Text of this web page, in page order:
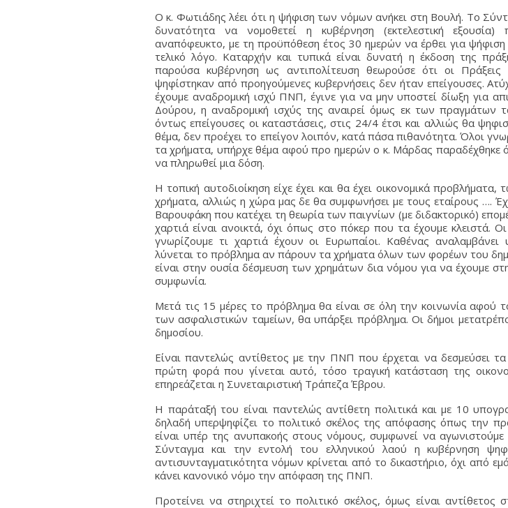
Ο κ. Φωτιάδης λέει ότι η ψήφιση των νόμων ανήκει στη Βουλή. Το
δυνατότητα να νομοθετεί η κυβέρνηση (εκτελεστική εξουσία)
αναπόφευκτο, με τη προϋπόθεση έτος 30 ημερών να έρθει για
τελικό λόγο. Καταρχήν και τυπικά είναι δυνατή η έκδοση της
παρούσα κυβέρνηση ως αντιπολίτευση θεωρούσε ότι οι Πράξεις
ψηφίστηκαν από προηγούμενες κυβερνήσεις δεν ήταν επείγουσες.
έχουμε αναδρομική ισχύ ΠΝΠ, έγινε για να μην υποστεί δίωξη για
Δούρου, η αναδρομική ισχύς της αναιρεί όμως εκ των πραγμάτων
όντως επείγουσες οι καταστάσεις, στις 24/4 έτσι και αλλιώς θα
θέμα, δεν προέχει το επείγον λοιπόν, κατά πάσα πιθανότητα. Όλοι
τα χρήματα, υπήρχε θέμα αφού προ ημερών ο κ. Μάρδας παραδέχθηκε
να πληρωθεί μια δόση.
Η τοπική αυτοδιοίκηση είχε έχει και θα έχει οικονομικά
χρήματα, αλλιώς η χώρα μας δε θα συμφωνήσει με τους εταίρους ….
Βαρουφάκη που κατέχει τη θεωρία των παιγνίων (με διδακτορικό)
χαρτιά είναι ανοικτά, όχι όπως στο πόκερ που τα έχουμε κλειστά. Οι
γνωρίζουμε τι χαρτιά έχουν οι Ευρωπαίοι. Καθένας
λύνεται το πρόβλημα αν πάρουν τα χρήματα όλων των φορέων του
είναι στην ουσία δέσμευση των χρημάτων δια νόμου για να έχουμε
συμφωνία.
Μετά τις 15 μέρες το πρόβλημα θα είναι σε όλη την κοινωνία αφού
των ασφαλιστικών ταμείων, θα υπάρξει πρόβλημα. Οι δήμοι
δημοσίου.
Είναι παντελώς αντίθετος με την ΠΝΠ που έρχεται να δεσμεύσει
πρώτη φορά που γίνεται αυτό, τόσο τραγική κατάσταση της
επηρεάζεται η Συνεταιριστική Τράπεζα Έβρου.
Η παράταξή του είναι παντελώς αντίθετη πολιτικά και με 10
δηλαδή υπερψηφίζει το πολιτικό σκέλος της απόφασης όπως την
είναι υπέρ της ανυπακοής στους νόμους, συμφωνεί να
Σύνταγμα και την εντολή του ελληνικού λαού η κυβέρνηση
αντισυνταγματικότητα νόμων κρίνεται από το δικαστήριο, όχι από
κάνει κανονικό νόμο την απόφαση της ΠΝΠ.
Προτείνει να στηριχτεί το πολιτικό σκέλος, όμως είναι